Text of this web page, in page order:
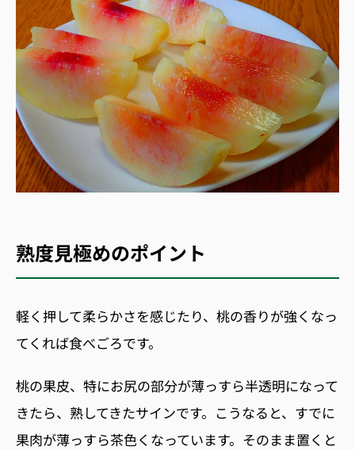
熟度見極めのポイント
軽く押して柔らかさを感じたり、桃の香りが強くなっ
てくれば食べごろです。
桃の果皮、特にお尻の部分が薄っすら半透明になって
きたら、熟してきたサインです。こうなると、すでに
果肉が薄っすら茶色くなっています。そのまま置くと